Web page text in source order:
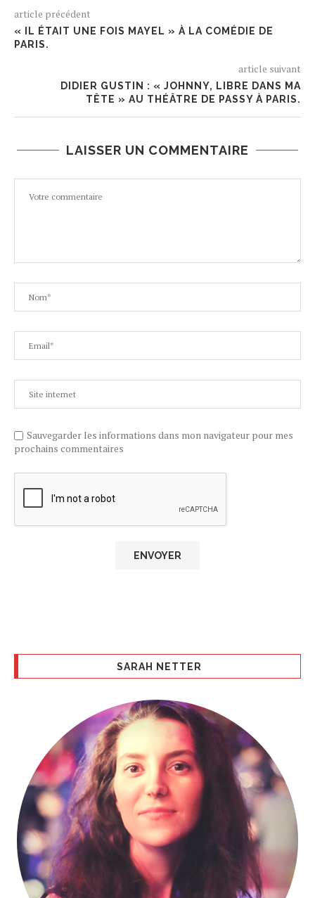
article précédent
« IL ÉTAIT UNE FOIS MAYEL » À LA COMÉDIE DE
PARIS.
article suivant
DIDIER GUSTIN : « JOHNNY, LIBRE DANS MA
TÊTE » AU THÉÂTRE DE PASSY À PARIS.
LAISSER UN COMMENTAIRE
Sauvegarder les informations dans mon navigateur pour mes
prochains commentaires
SARAH NETTER